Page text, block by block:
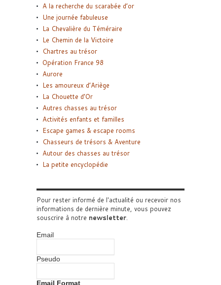
A la recherche du scarabée d’or
Une journée fabuleuse
La Chevalière du Téméraire
Le Chemin de la Victoire
Chartres au trésor
Opération France 98
Aurore
Les amoureux d’Ariège
La Chouette d’Or
Autres chasses au trésor
Activités enfants et familles
Escape games & escape rooms
Chasseurs de trésors & Aventure
Autour des chasses au trésor
La petite encyclopédie
Pour rester informé de l'actualité ou recevoir nos
informations de dernière minute, vous pouvez
souscrire à notre newsletter.
Email
Pseudo
Email Format